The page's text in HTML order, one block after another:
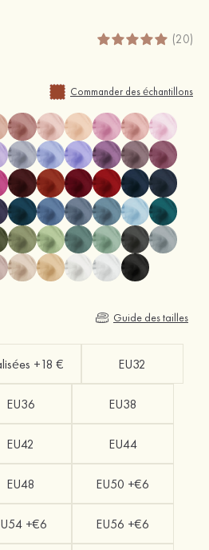
(20)
Commander des échantillons
Guide des tailles
+18 € EU32
EU36 EU38
EU42 EU44
EU48 EU50 +€6
+€6 EU56 +€6